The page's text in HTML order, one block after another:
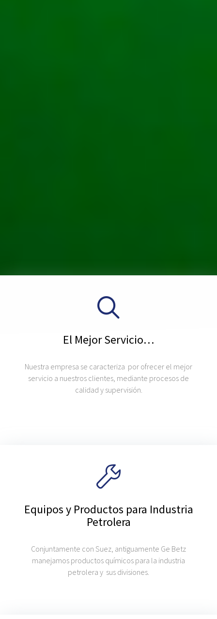
El Mejor Servicio…
Nuestra empresa se caracteriza por ofrecer el mejor
servicio a nuestros clientes, mediante procesos de
calidad y supervisión.
Equipos y Productos para Industria
Petrolera
Conjuntamente con Suez, antiguamente Ge Betz
manejamos productos químicos para la industria
petrolera y sus divisiones.